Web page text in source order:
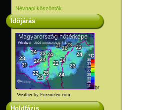
Névnapi köszöntők
Időjárás
br
Weather by Freemeteo.com
Holdfázis